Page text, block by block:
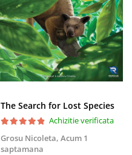
The Search for Lost Species
Achizitie verificata
Grosu Nicoleta, Acum 1
saptamana